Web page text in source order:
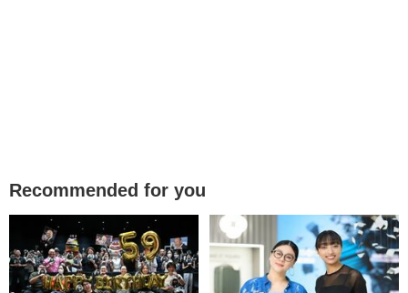
Recommended for you